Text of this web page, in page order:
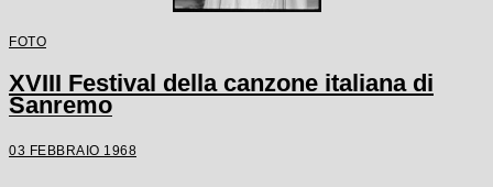
FOTO
XVIII Festival della canzone italiana di
Sanremo
03 FEBBRAIO 1968